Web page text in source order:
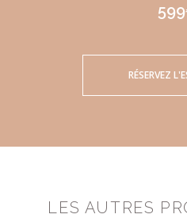
RÉSERVEZ
LES AUTRES